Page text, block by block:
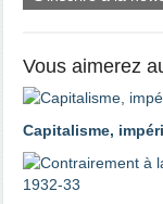
Vous aimerez
Capitalisme,